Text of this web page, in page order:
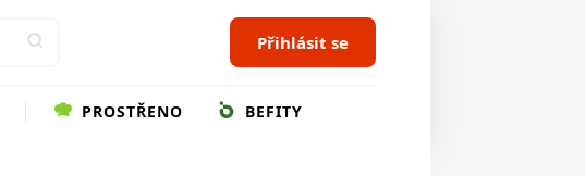
Přihlásit se
PROSTŘENO BEFITY